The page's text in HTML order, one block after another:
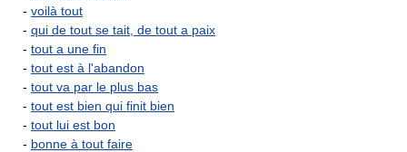
- voilà tout
- qui de tout se tait, de tout a paix
- tout a une fin
- tout est à l'abandon
- tout va par le plus bas
- tout est bien qui finit bien
- tout lui est bon
- bonne à tout faire